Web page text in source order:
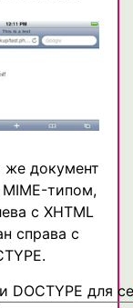
же документ
типом,
с XHTML
справа с
DOCTYPE для